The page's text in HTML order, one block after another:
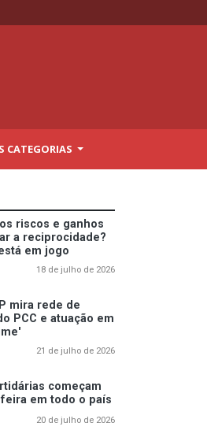
CATEGORIAS
riscos e ganhos
a reciprocidade?
em jogo
18 de julho de 2026
mira rede de
PCC e atuação em
21 de julho de 2026
começam
em todo o país
20 de julho de 2026